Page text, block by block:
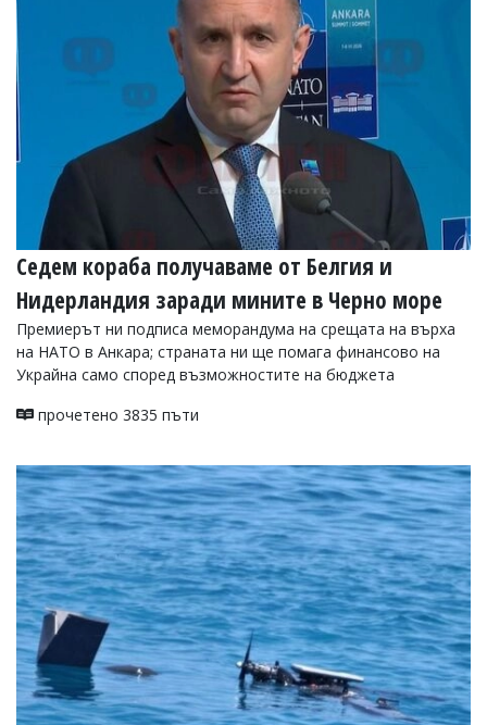
Седем кораба получаваме от Белгия и
Нидерландия заради мините в Черно море
Премиерът ни подписа меморандума на срещата на върха
на НАТО в Анкара; страната ни ще помага финансово на
Украйна само според възможностите на бюджета
прочетено 3835 пъти